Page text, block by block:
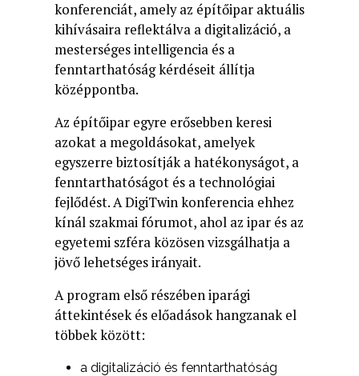
konferenciát, amely az építőipar aktuális
kihívásaira reflektálva a digitalizáció, a
mesterséges intelligencia és a
fenntarthatóság kérdéseit állítja
középpontba.
Az építőipar egyre erősebben keresi
azokat a megoldásokat, amelyek
egyszerre biztosítják a hatékonyságot, a
fenntarthatóságot és a technológiai
fejlődést. A DigiTwin konferencia ehhez
kínál szakmai fórumot, ahol az ipar és az
egyetemi szféra közösen vizsgálhatja a
jövő lehetséges irányait.
A program első részében iparági
áttekintések és előadások hangzanak el
többek között:
a digitalizáció és fenntarthatóság